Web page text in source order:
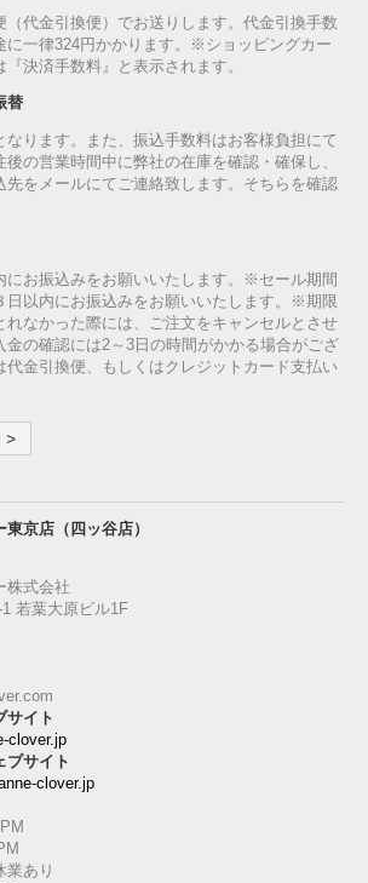
（代金引換便）でお送りします。代金引換手数
に一律324円かかります。※ショッピングカー
『決済手数料』と表示されます。
替
なります。また、振込手数料はお客様負担にて
の営業時間中に弊社の在庫を確認・確保し、
先をメールにてご連絡致します。そちらを確認
にお振込みをお願いいたします。※セール期間
日以内にお振込みをお願いいたします。※期限
れなかった際には、ご注文をキャンセルとさせ
の確認には2～3日の時間がかかる場合がござ
代金引換便、もしくはクレジットカード支払い
>
京店（四ッ谷店）
株式会社
若葉大原ビル1F
サイト
clover.jp
ブサイト
clover.jp
業あり